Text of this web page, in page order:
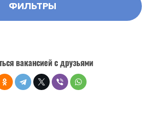
ФИЛЬТРЫ
вакансией с друзьями